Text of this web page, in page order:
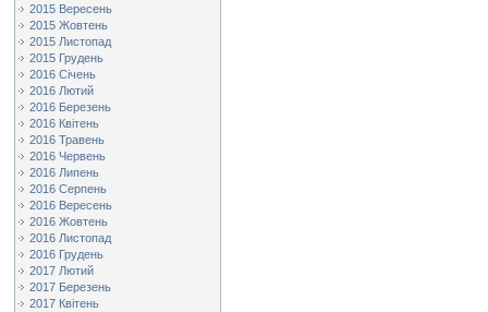
2015 Вересень
2015 Жовтень
2015 Листопад
2015 Грудень
2016 Січень
2016 Лютий
2016 Березень
2016 Квітень
2016 Травень
2016 Червень
2016 Липень
2016 Серпень
2016 Вересень
2016 Жовтень
2016 Листопад
2016 Грудень
2017 Лютий
2017 Березень
2017 Квітень